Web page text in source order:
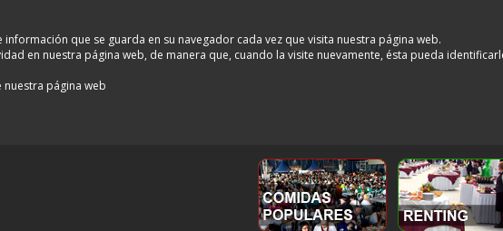
que se guarda en su navegador cada vez que visita nuestra página web.
en nuestra página web, de manera que, cuando la visite nuevamente, ésta pueda
página web